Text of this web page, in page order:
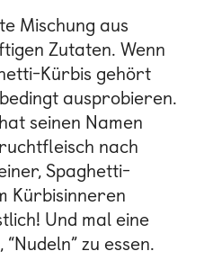
Mischung aus
Zutaten. Wenn
Kürbis gehört
ausprobieren.
seinen Namen
nach
Spaghetti-
Kürbisinneren
Und mal eine
zu essen.